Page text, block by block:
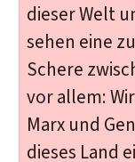
dieser Welt
sehen eine
Schere
vor allem:
Marx und
dieses Land